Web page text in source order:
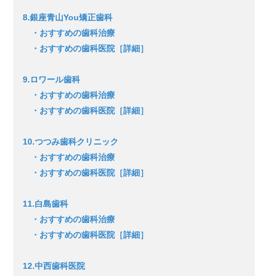
8.銀座青山You矯正歯科
・おすすめの歯科治療
・おすすめの歯科医院［詳細］
9.ロワール歯科
・おすすめの歯科治療
・おすすめの歯科医院［詳細］
10.つつみ歯科クリニック
・おすすめの歯科治療
・おすすめの歯科医院［詳細］
11.白島歯科
・おすすめの歯科治療
・おすすめの歯科医院［詳細］
12.中西歯科医院